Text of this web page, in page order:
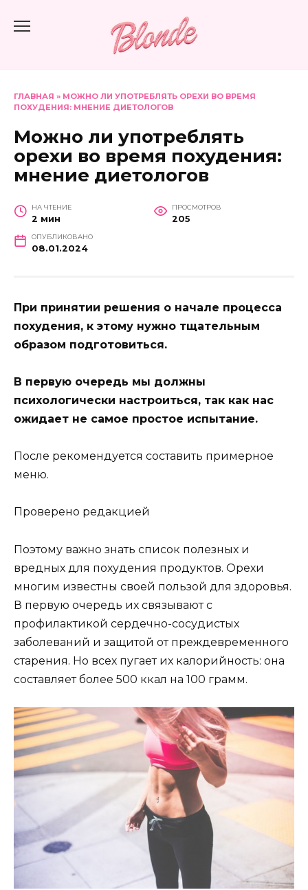
ГЛАВНАЯ » МОЖНО ЛИ УПОТРЕБЛЯТЬ ОРЕХИ ВО ВРЕМЯ
ПОХУДЕНИЯ: МНЕНИЕ ДИЕТОЛОГОВ
Можно ли употреблять
орехи во время похудения:
мнение диетологов
НА ЧТЕНИЕ
2 мин
ПРОСМОТРОВ
205
ОПУБЛИКОВАНО
08.01.2024
При принятии решения о начале процесса
похудения, к этому нужно тщательным
образом подготовиться.
В первую очередь мы должны
психологически настроиться, так как нас
ожидает не самое простое испытание.
После рекомендуется составить примерное
меню.
Проверено редакцией
Поэтому важно знать список полезных и
вредных для похудения продуктов. Орехи
многим известны своей пользой для здоровья.
В первую очередь их связывают с
профилактикой сердечно-сосудистых
заболеваний и защитой от преждевременного
старения. Но всех пугает их калорийность: она
составляет более 500 ккал на 100 грамм.